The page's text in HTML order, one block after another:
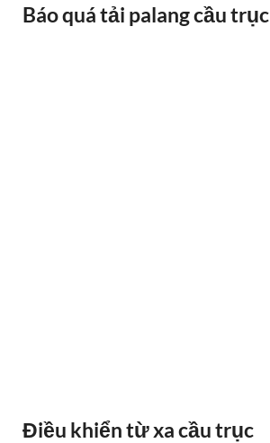
Báo quá tải palang cầu trục
Điều khiển từ xa cầu trục